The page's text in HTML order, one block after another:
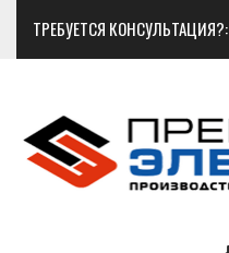
ТРЕБУЕТСЯ КОНСУЛЬТАЦИЯ?: